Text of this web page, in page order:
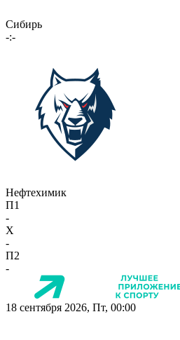
Сибирь
-:-
Нефтехимик
П1
-
X
-
П2
-
18 сентября 2026, Пт, 00:00